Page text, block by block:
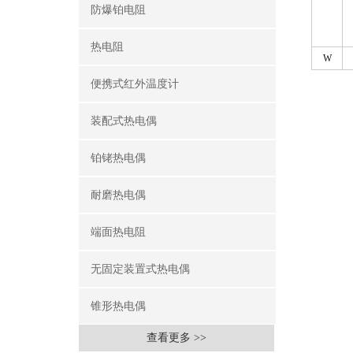
防爆铂电阻
热电阻
便携式红外温度计
装配式热电偶
铂铑热电偶
耐磨热电偶
端面热电阻
无固定装置式热电偶
锥形热电偶
查看更多 >>
W